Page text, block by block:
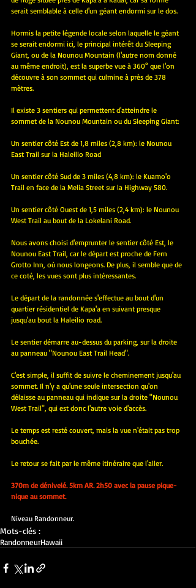
serait semblable à celle d'un géant endormi sur le dos.
Hormis la petite légende locale selon laquelle le géant
se serait endormi ici, le principal intérêt du Sleeping
Giant, ou de la Nounou Mountain (l'autre nom donné
au même endroit), est la superbe vue à 360° que l'on
découvre à son sommet qui culmine à près de 378
mètres.
Il existe 3 sentiers qui permettent d'atteindre le
sommet de la Nounou Mountain ou du Sleeping Giant:
Un sentier côté Est de 1,8 miles (2,8 km): le Nounou
East Trail sur la Haleilio Road
Un sentier côté Sud de 3 miles (4,8 km): le Kuamo'o
Trail en face de la Melia Street sur la Highway 580.
Un sentier côté Ouest de 1,5 miles (2,4 km): le Nounou
West Trail au bout de la Lokelani Road.
Nous avons choisi d'emprunter le sentier côté Est, le
Nounou East Trail, car le départ est proche de Fern
Grotto Inn, où nous longeons. De plus, il semble que de
ce coté, les vues sont plus intéressantes.
Le départ de la randonnée s'effectue au bout d'un
quartier résidentiel de Kapa'a en suivant presque
jusqu'au bout la Haleilio road.
Le sentier démarre au-dessus du parking, sur la droite
au panneau "Nounou East Trail Head".
C'est simple, il suffit de suivre le cheminement jusqu'au
sommet. Il n'y a qu'une seule intersection qu'on
délaisse au panneau qui indique sur la droite "Nounou
West Trail", qui est donc l'autre voie d'accès.
Le temps est resté couvert, mais la vue n'était pas trop
bouchée.
Le retour se fait par le même itinéraire que l'aller.
370m de dénivelé. 5km AR. 2h50 avec la pause pique-
nique au sommet.
Niveau Randonneur.
Mots-clés :
RandonneurHawaii